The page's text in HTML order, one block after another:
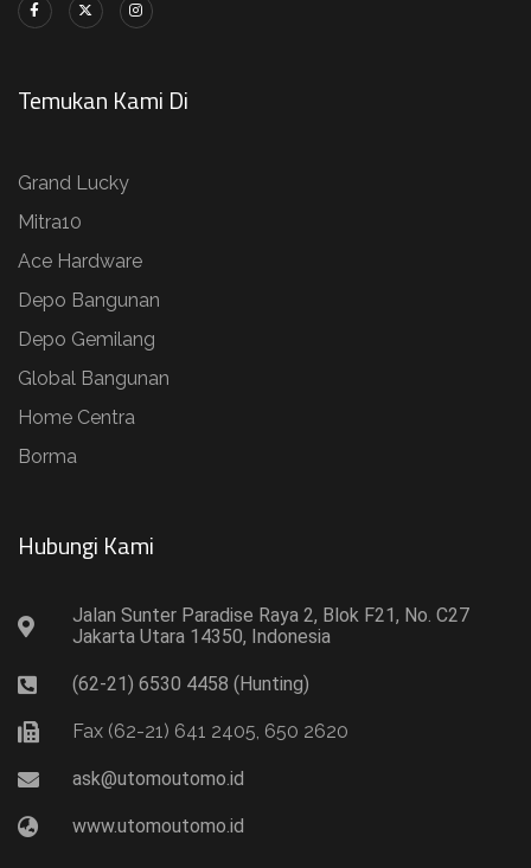
Temukan Kami Di
Grand Lucky
Mitra10
Ace Hardware
Depo Bangunan
Depo Gemilang
Global Bangunan
Home Centra
Borma
Hubungi Kami​
Jalan Sunter Paradise Raya 2, Blok F21, No. C27
Jakarta Utara 14350, Indonesia
(62-21) 6530 4458 (Hunting)
Fax (62-21) 641 2405, 650 2620
ask@utomoutomo.id
www.utomoutomo.id